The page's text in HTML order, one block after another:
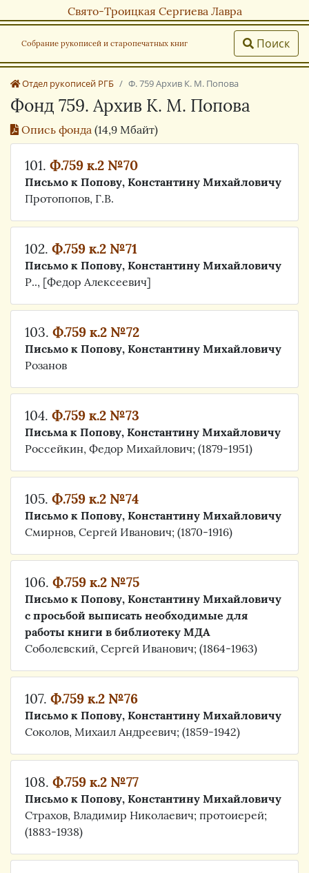
Свято-Троицкая Сергиева Лавра
Собрание рукописей и старопечатных книг Поиск
Отдел рукописей РГБ Ф. 759 Архив К. М. Попова
Фонд 759. Архив К. М. Попова
Опись фонда (14,9 Мбайт)
101. Ф.759 к.2 №70
Письмо к Попову, Константину Михайловичу
Протопопов, Г.В.
102. Ф.759 к.2 №71
Письмо к Попову, Константину Михайловичу
Р.., [Федор Алексеевич]
103. Ф.759 к.2 №72
Письмо к Попову, Константину Михайловичу
Розанов
104. Ф.759 к.2 №73
Письма к Попову, Константину Михайловичу
Россейкин, Федор Михайлович; (1879-1951)
105. Ф.759 к.2 №74
Письмо к Попову, Константину Михайловичу
Смирнов, Сергей Иванович; (1870-1916)
106. Ф.759 к.2 №75
Письмо к Попову, Константину Михайловичу
с просьбой выписать необходимые для
работы книги в библиотеку МДА
Соболевский, Сергей Иванович; (1864-1963)
107. Ф.759 к.2 №76
Письмо к Попову, Константину Михайловичу
Соколов, Михаил Андреевич; (1859-1942)
108. Ф.759 к.2 №77
Письмо к Попову, Константину Михайловичу
Страхов, Владимир Николаевич; протоиерей;
(1883-1938)